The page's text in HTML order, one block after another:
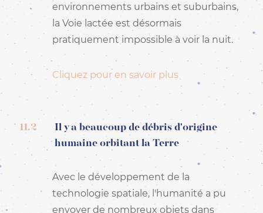
environnements urbains et suburbains,
la Voie lactée est désormais
pratiquement impossible à voir la nuit.
Cliquez pour en savoir plus
11.2
Il y a beaucoup de débris d'origine
humaine orbitant la Terre
Avec le développement de la
technologie spatiale, l'humanité a pu
envoyer de nombreux objets dans